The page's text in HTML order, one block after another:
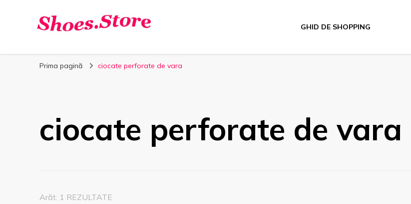
Shoes.Store.ro
GHID DE SHOPPING
Prima pagină ciocate perforate de vara
ciocate perforate de vara
Arăt: 1 REZULTATE